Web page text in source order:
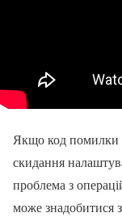
Якщо код помилки
скидання
проблема з
може знадобитися